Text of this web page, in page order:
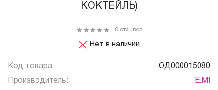
КОКТЕЙЛЬ)
Нет в наличии
0 отзывов
Код товара ОД000015080
Производитель: E.MI